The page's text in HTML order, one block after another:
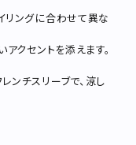
リングに合わせて異な
クセントを添えます。
ンチスリーブで、涼し